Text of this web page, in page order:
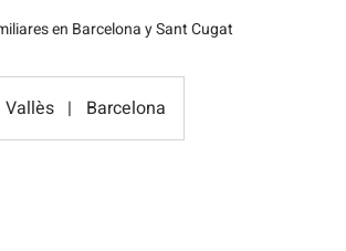
en Barcelona y Sant Cugat
Vallès | Barcelona